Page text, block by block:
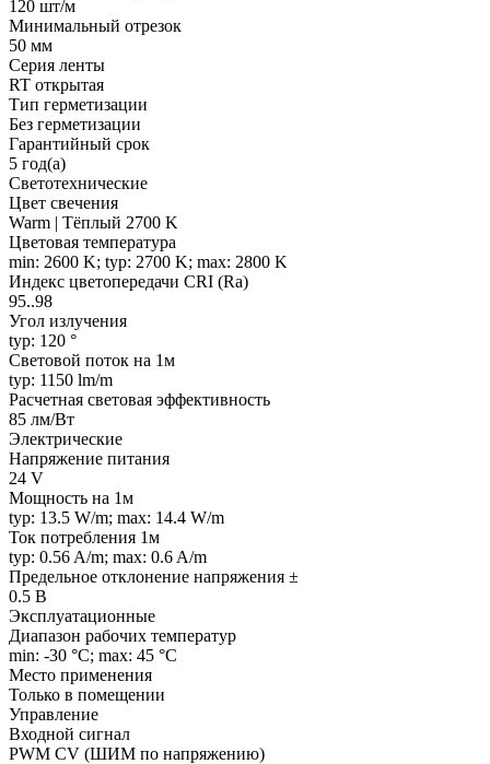
120 шт/м
Минимальный отрезок
50 мм
Серия ленты
RT открытая
Тип герметизации
Без герметизации
Гарантийный срок
5 год(а)
Светотехнические
Цвет свечения
Warm | Тёплый 2700 K
Цветовая температура
min: 2600 K; typ: 2700 K; max: 2800 K
Индекс цветопередачи CRI (Ra)
95..98
Угол излучения
typ: 120 °
Световой поток на 1м
typ: 1150 lm/m
Расчетная световая эффективность
85 лм/Вт
Электрические
Напряжение питания
24 V
Мощность на 1м
typ: 13.5 W/m; max: 14.4 W/m
Ток потребления 1м
typ: 0.56 A/m; max: 0.6 A/m
Предельное отклонение напряжения ±
0.5 В
Эксплуатационные
Диапазон рабочих температур
min: -30 °C; max: 45 °C
Место применения
Только в помещении
Управление
Входной сигнал
PWM СV (ШИМ по напряжению)